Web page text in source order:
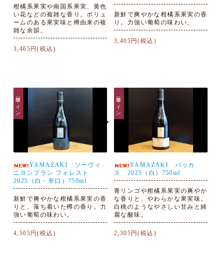
柑橘系果実や南国系果実、黄色
い花などの複雑な香り。ボリュ
ームのある果実味と樽由来の複
雑な余韻。
3,405円(税込)
新鮮で爽やかな柑橘系果実の香
り。力強い葡萄の味わい。
3,405円(税込)
日本ワイン
YAMAZAKI ソーヴィ
ニヨンブラン フォレスト
2025（白・辛口）750ml
新鮮で爽やかな柑橘系果実の香
りと、落ち着いた樽の香り。力
強い葡萄の味わい。
4,505円(税込)
日本ワイン
YAMAZAKI バッカ
ス 2025（白）750ml
青リンゴや柑橘系果実の爽やか
な香りと、やわらかな果実味。
白桃のようなやさしい甘みと綺
麗な酸味。
2,305円(税込)